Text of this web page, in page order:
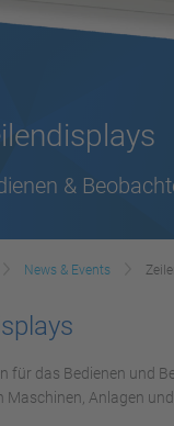
&
News & Events
für das Bedienen und
Maschinen, Anlagen